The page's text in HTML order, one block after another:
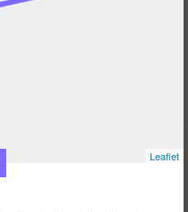
Leaflet